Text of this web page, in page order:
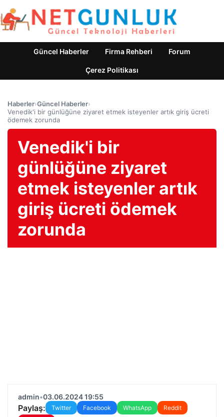
Güncel Haberler Firma Rehberi Forum
Çerez Politikası
Haberler›Güncel Haberler›
Venedik'i bir günlüğüne ziyaret etmek isteyenler artık giriş ücreti
ödemek zorunda
Venedik'i bir
günlüğüne ziyaret
etmek isteyenler artık
giriş ücreti ödemek
zorunda
admin•03.06.2024 19:55
Paylaş: Twitter Facebook WhatsApp
Reddit